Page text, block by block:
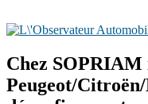
Chez
Peugeot/